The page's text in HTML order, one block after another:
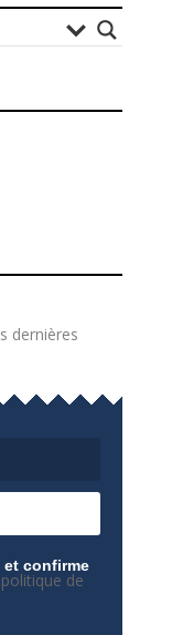
dernières
et confirme
politique de